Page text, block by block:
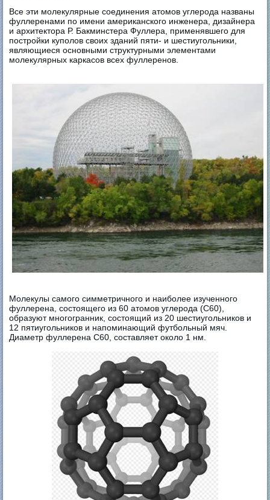
Все эти молекулярные соединения атомов углерода названы
фуллеренами по имени американского инженера, дизайнера
и архитектора Р. Бакминстера Фуллера, применявшего для
постройки куполов своих зданий пяти- и шестиугольники,
являющиеся основными структурными элементами
молекулярных каркасов всех фуллеренов.
Молекулы самого симметричного и наиболее изученного
фуллерена, состоящего из 60 атомов углерода (C60),
образуют многогранник, состоящий из 20 шестиугольников и
12 пятиугольников и напоминающий футбольный мяч.
Диаметр фуллерена C60, составляет около 1 нм.